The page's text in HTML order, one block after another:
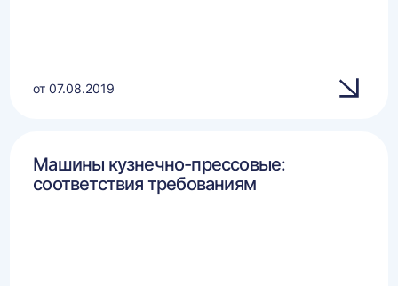
от 07.08.2019
Машины кузнечно-прессовые:
соответствия требованиям